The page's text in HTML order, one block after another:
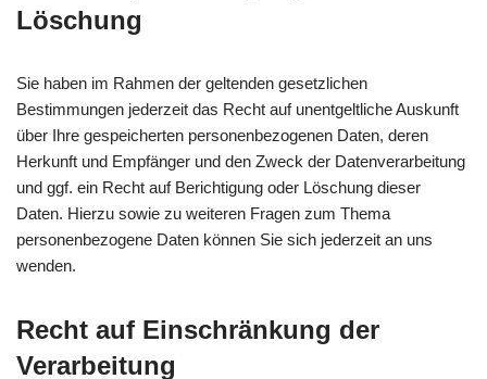
Löschung
Sie haben im Rahmen der geltenden gesetzlichen
Bestimmungen jederzeit das Recht auf unentgeltliche Auskunft
über Ihre gespeicherten personenbezogenen Daten, deren
Herkunft und Empfänger und den Zweck der Datenverarbeitung
und ggf. ein Recht auf Berichtigung oder Löschung dieser
Daten. Hierzu sowie zu weiteren Fragen zum Thema
personenbezogene Daten können Sie sich jederzeit an uns
wenden.
Recht auf Einschränkung der
Verarbeitung